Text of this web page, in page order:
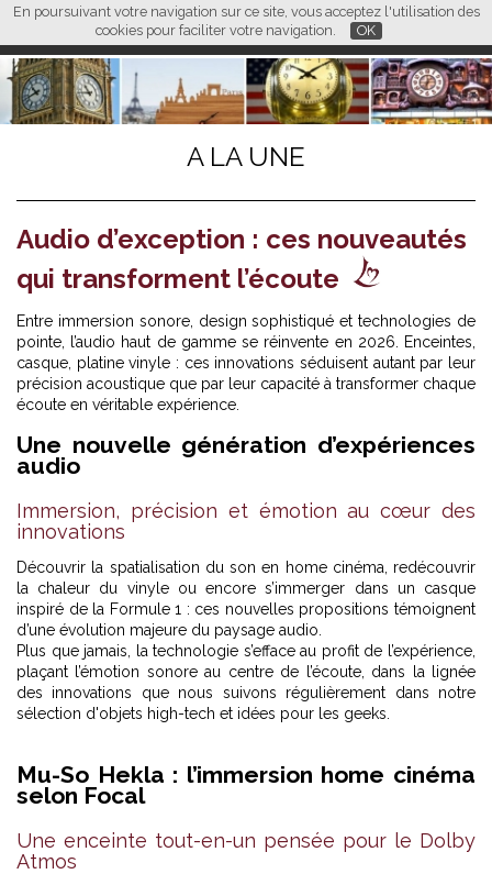
En poursuivant votre navigation sur ce site, vous acceptez l'utilisation des
cookies pour faciliter votre navigation.
OK
FR EN CN
L M
A LA UNE
Audio d’exception : ces nouveautés
qui transforment l’écoute
Entre immersion sonore, design sophistiqué et technologies de
pointe, l’audio haut de gamme se réinvente en 2026. Enceintes,
casque, platine vinyle : ces innovations séduisent autant par leur
précision acoustique que par leur capacité à transformer chaque
écoute en véritable expérience.
Une nouvelle génération d’expériences
audio
Immersion, précision et émotion au cœur des
innovations
Découvrir la spatialisation du son en home cinéma, redécouvrir
la chaleur du vinyle ou encore s’immerger dans un casque
inspiré de la Formule 1 : ces nouvelles propositions témoignent
d’une évolution majeure du paysage audio.
Plus que jamais, la technologie s’efface au profit de l’expérience,
plaçant l’émotion sonore au centre de l’écoute, dans la lignée
des innovations que nous suivons régulièrement dans notre
sélection d'objets high-tech et idées pour les geeks
Mu-So Hekla : l’immersion home cinéma
selon Focal
Une enceinte tout-en-un pensée pour le Dolby
Atmos